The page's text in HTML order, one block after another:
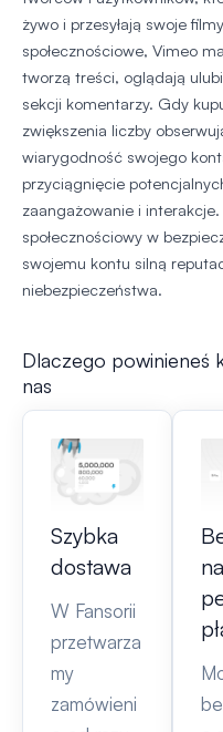
żywo i przesyłają swoje
społecznościowe, Vimeo
tworzą treści, oglądają
sekcji komentarzy. Gdy
zwiększenia liczby
wiarygodność swojego
przyciągnięcie
zaangażowanie i
społecznościowy w
swojemu kontu silną
niebezpieczeństwa.
Dlaczego powinieneś
nas
Szybka
dostawa
W Fansorii
przetwarza
my
zamówieni